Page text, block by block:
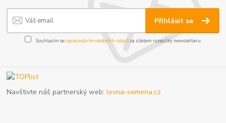
Přihlásit se
Souhlasím se zpracováním osobních údajůza účelem rozesílky newsletteru.
Navštivte náš partnerský web:levna-semena.cz